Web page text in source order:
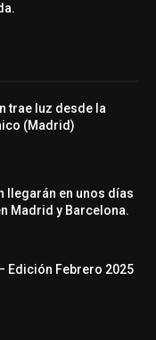
trae luz desde la
(Madrid)
llegarán en unos días
Madrid y Barcelona.
Edición Febrero 2025